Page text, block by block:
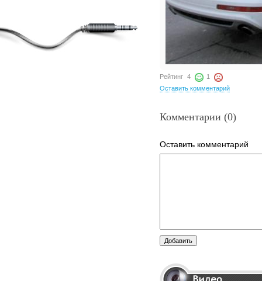
Рейтинг 4
1
Оставить комментарий
Комментарии (0)
Оставить комментарий